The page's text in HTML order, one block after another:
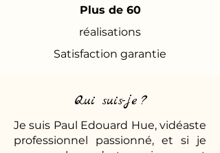
Plus de 60
réalisations
Satisfaction garantie
Qui suis-je ?
Je suis Paul Edouard Hue, vidéaste
professionnel passionné, et si je